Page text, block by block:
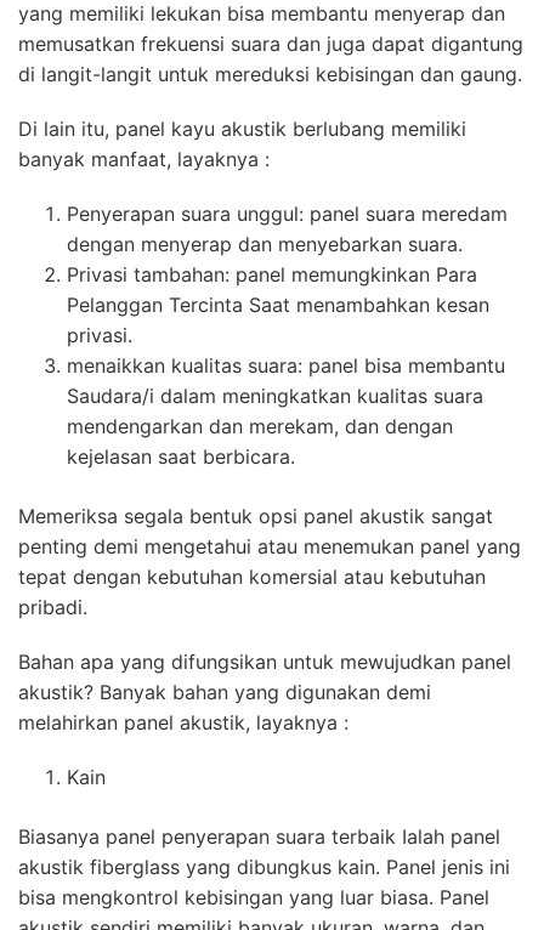
yang memiliki lekukan bisa membantu menyerap dan
memusatkan frekuensi suara dan juga dapat digantung
di langit-langit untuk mereduksi kebisingan dan gaung.
Di lain itu, panel kayu akustik berlubang memiliki
banyak manfaat, layaknya :
Penyerapan suara unggul: panel suara meredam
dengan menyerap dan menyebarkan suara.
Privasi tambahan: panel memungkinkan Para
Pelanggan Tercinta Saat menambahkan kesan
privasi.
menaikkan kualitas suara: panel bisa membantu
Saudara/i dalam meningkatkan kualitas suara
mendengarkan dan merekam, dan dengan
kejelasan saat berbicara.
Memeriksa segala bentuk opsi panel akustik sangat
penting demi mengetahui atau menemukan panel yang
tepat dengan kebutuhan komersial atau kebutuhan
pribadi.
Bahan apa yang difungsikan untuk mewujudkan panel
akustik? Banyak bahan yang digunakan demi
melahirkan panel akustik, layaknya :
Kain
Biasanya panel penyerapan suara terbaik Ialah panel
akustik fiberglass yang dibungkus kain. Panel jenis ini
bisa mengkontrol kebisingan yang luar biasa. Panel